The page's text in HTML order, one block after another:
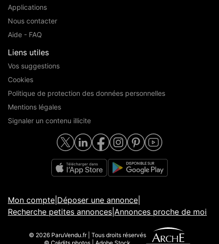
Applications
Nous contacter
Aide - FAQ
Liens utiles
Vos suggestions
Cookies
Politique de protection des données personnelles
Mentions légales
Signaler un contenu illicite
Mon compte Déposer une annonce
Recherche petites annonces Annonces proche de moi
© 2026 ParuVendu.fr | Tous droits réservés